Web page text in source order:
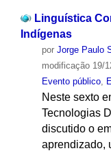
Linguística
Indígenas
por Jorge Paulo
modificação19/
Evento público,
Neste sexto
Tecnologias
discutido o
aprendizado,